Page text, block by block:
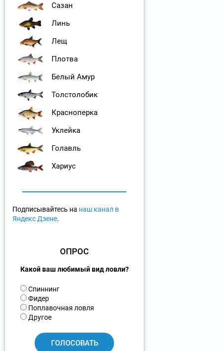
Сазан
Линь
Лещ
Плотва
Белый Амур
Толстолобик
Красноперка
Уклейка
Голавль
Хариус
Подписывайтесь на наш канал в
Яндекс Дзене.
ОПРОС
Какой ваш любимый вид ловли?
В
а
р
и
Спиннинг
Фидер
Поплавочная ловля
Другое